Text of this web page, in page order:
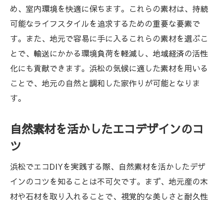
め、室内環境を快適に保ちます。これらの素材は、持続
可能なライフスタイルを追求するための重要な要素で
す。また、地元で容易に手に入るこれらの素材を選ぶこ
とで、輸送にかかる環境負荷を軽減し、地域経済の活性
化にも貢献できます。浜松の気候に適した素材を用いる
ことで、地元の自然と調和した家作りが可能となりま
す。
自然素材を活かしたエコデザインのコ
ツ
浜松でエコDIYを実践する際、自然素材を活かしたデザ
インのコツを知ることは不可欠です。まず、地元産の木
材や石材を取り入れることで、視覚的な美しさと耐久性